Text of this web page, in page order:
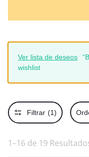
Ver lista de deseos
wishlist
Filtrar (1)
1–16 de 19